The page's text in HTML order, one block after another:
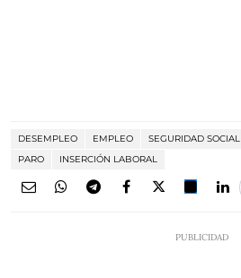
DESEMPLEO EMPLEO SEGURIDAD SOCIAL
PARO
INSERCIÓN LABORAL